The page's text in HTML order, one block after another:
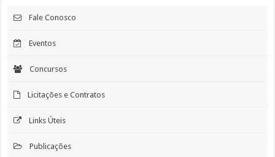
Fale Conosco
Eventos
Concursos
Licitações e Contratos
Links Úteis
Publicações